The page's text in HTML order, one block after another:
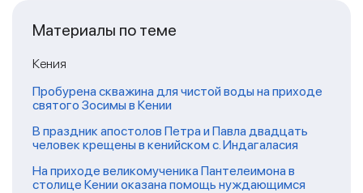
Материалы по теме
Кения
Пробурена скважина для чистой воды на приходе
святого Зосимы в Кении
В праздник апостолов Петра и Павла двадцать
человек крещены в кенийском с. Индагаласия
На приходе великомученика Пантелеимона в
столице Кении оказана помощь нуждающимся